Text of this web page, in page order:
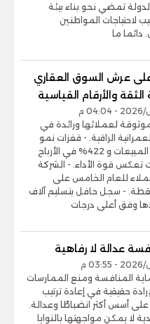
تمضي نحو بناء بيئة
لاحتياجات المواطنين
دائما ما
عرش السوق العقاري
والأرقام القياسية
لعملائها ورائدة في
الراقية. - قفزات نمو
تاريخية.. 326% في المبيعات و 422% في الأرباح
تعكس قوة الأداء. - الشركة
للعام الخامس على
محققة 55 نقطة. - سجل حافل بتسليم آلاف
وفق أعلى درجات
عدالة لا رفاهية
المنافسة ومنع الممارسات
حقيقية في إعادة ترتيب
أسس أكثر انضباطًا وعدالة.
لا يمكن مواجهتها بالنوايا